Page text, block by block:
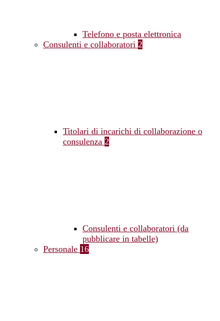
Telefono e posta elettronica
Consulenti e collaboratori 2
Titolari di incarichi di collaborazione o
consulenza 2
Consulenti e collaboratori (da
pubblicare in tabelle)
Personale 16